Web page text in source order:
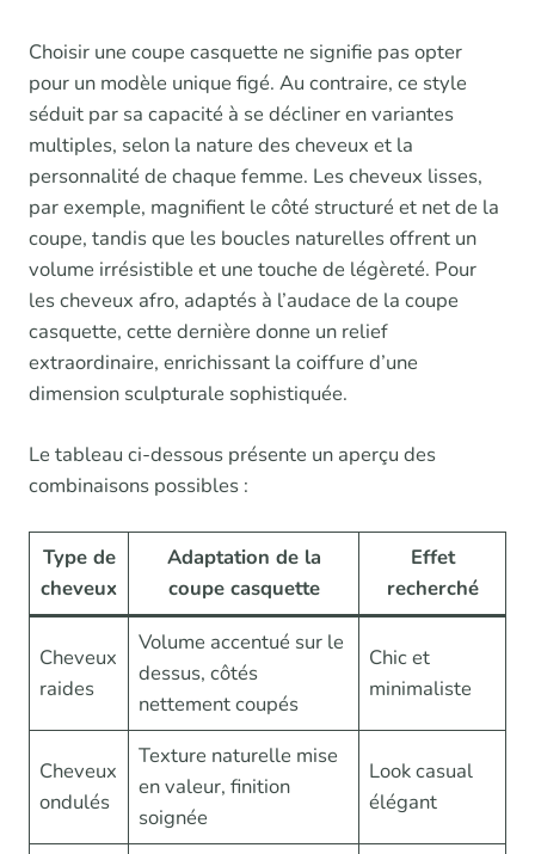
Choisir une coupe casquette ne signifie pas opter
pour un modèle unique figé. Au contraire, ce style
séduit par sa capacité à se décliner en variantes
multiples, selon la nature des cheveux et la
personnalité de chaque femme. Les cheveux lisses,
par exemple, magnifient le côté structuré et net de la
coupe, tandis que les boucles naturelles offrent un
volume irrésistible et une touche de légèreté. Pour
les cheveux afro, adaptés à l’audace de la coupe
casquette, cette dernière donne un relief
extraordinaire, enrichissant la coiffure d’une
dimension sculpturale sophistiquée.
Le tableau ci-dessous présente un aperçu des
combinaisons possibles :
Type de
cheveux
Adaptation de la
coupe casquette
Effet
recherché
Cheveux
raides
Volume accentué sur le
dessus, côtés
nettement coupés
Chic et
minimaliste
Cheveux
ondulés
Texture naturelle mise
en valeur, finition
soignée
Look casual
élégant